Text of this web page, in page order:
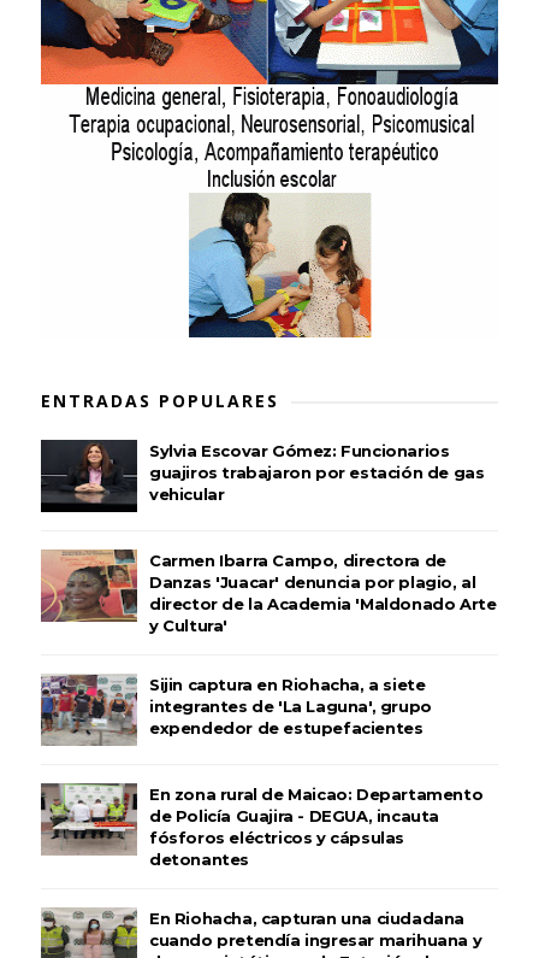
ENTRADAS POPULARES
Sylvia Escovar Gómez: Funcionarios
guajiros trabajaron por estación de gas
vehicular
Carmen Ibarra Campo, directora de
Danzas 'Juacar' denuncia por plagio, al
director de la Academia 'Maldonado Arte
y Cultura'
Sijin captura en Riohacha, a siete
integrantes de 'La Laguna', grupo
expendedor de estupefacientes
En zona rural de Maicao: Departamento
de Policía Guajira - DEGUA, incauta
fósforos eléctricos y cápsulas
detonantes
En Riohacha, capturan una ciudadana
cuando pretendía ingresar marihuana y